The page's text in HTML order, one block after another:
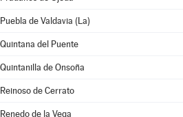
Puebla de Valdavia (La)
Quintana del Puente
Quintanilla de Onsoña
Reinoso de Cerrato
Renedo de la Vega